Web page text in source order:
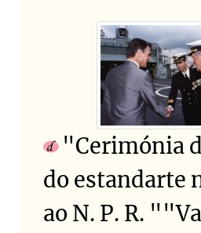
"Cerimónia
do estandarte
ao N. P. R.